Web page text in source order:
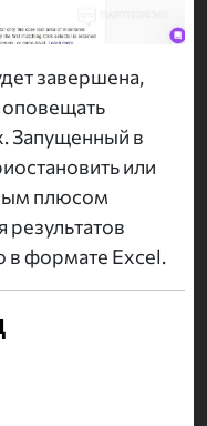
завершена,
оповещать
Запущенный в
или
плюсом
результатов
в формате Excel.